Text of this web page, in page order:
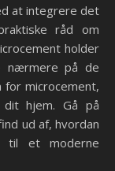
at integrere det
råd om
holder
nærmere på de
for microcement,
hjem. Gå på
ud af, hvordan
til et moderne